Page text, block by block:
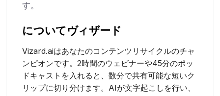
す。
についてヴィザード
Vizard.aiはあなたのコンテンツリサイクルのチャ
ンピオンです。2時間のウェビナーや45分のポッ
ドキャストを入れると、数分で共有可能な短いク
リップに切り分けます。AIが文字起こしを行い、